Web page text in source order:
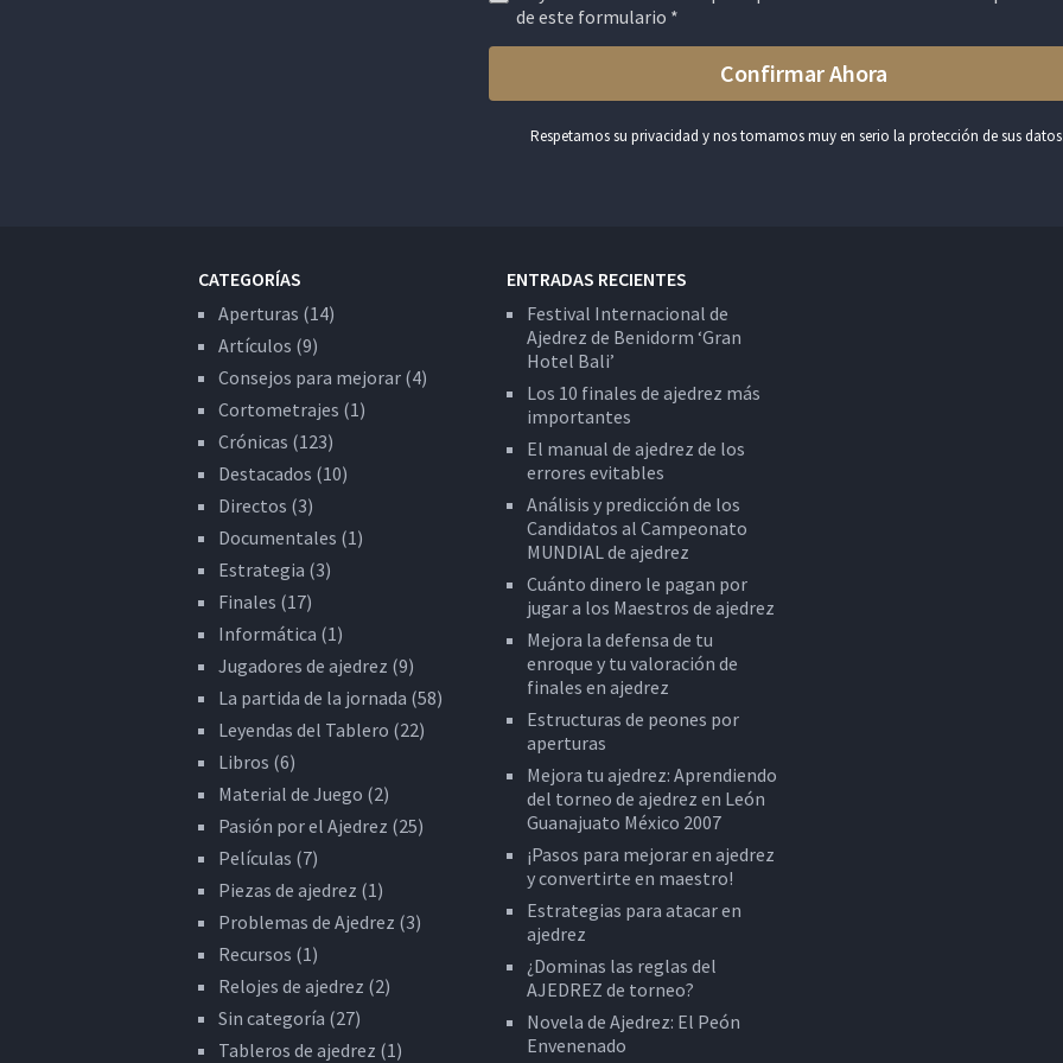
de este formulario *
Respetamos su privacidad y nos tomamos muy en serio la protección de sus
CATEGORÍAS
Aperturas (14)
Artículos (9)
Consejos para mejorar (4)
Cortometrajes (1)
Crónicas (123)
Destacados (10)
Directos (3)
Documentales (1)
Estrategia (3)
Finales (17)
Informática (1)
Jugadores de ajedrez (9)
La partida de la jornada (58)
Leyendas del Tablero (22)
Libros (6)
Material de Juego (2)
Pasión por el Ajedrez (25)
Películas (7)
Piezas de ajedrez (1)
Problemas de Ajedrez (3)
Recursos (1)
Relojes de ajedrez (2)
Sin categoría (27)
Tableros de ajedrez (1)
ENTRADAS RECIENTES
Festival Internacional de
Ajedrez de Benidorm ‘Gran
Hotel Bali’
Los 10 finales de ajedrez más
importantes
El manual de ajedrez de los
errores evitables
Análisis y predicción de los
Candidatos al Campeonato
MUNDIAL de ajedrez
Cuánto dinero le pagan por
jugar a los Maestros de ajedrez
Mejora la defensa de tu
enroque y tu valoración de
finales en ajedrez
Estructuras de peones por
aperturas
Mejora tu ajedrez: Aprendiendo
del torneo de ajedrez en León
Guanajuato México 2007
¡Pasos para mejorar en ajedrez
y convertirte en maestro!
Estrategias para atacar en
ajedrez
¿Dominas las reglas del
AJEDREZ de torneo?
Novela de Ajedrez: El Peón
Envenenado